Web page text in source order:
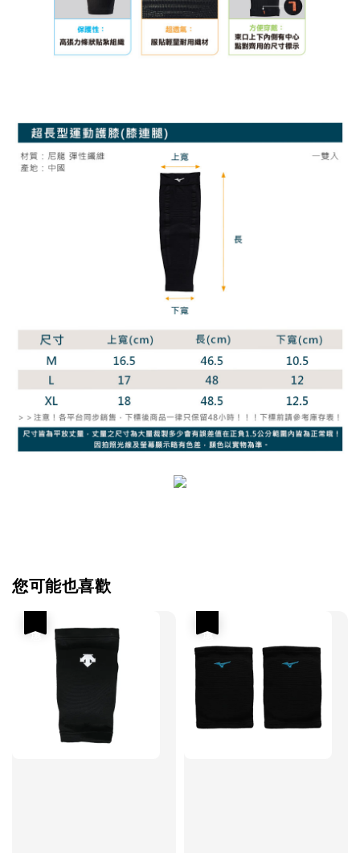
您可能也喜歡